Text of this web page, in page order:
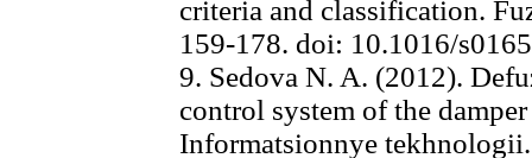
criteria and classification.
159-178. doi: 10.1016/
9. Sedova N. A. (2012).
control system of the
Informatsionnye